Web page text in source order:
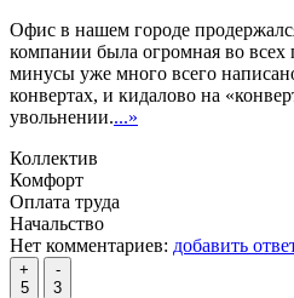
Офис в нашем городе
компании была огромная во всех
минусы уже много всего
конвертах, и кидалово на
увольнении....»
Коллектив
Комфорт
Оплата труда
Начальство
Нет комментариев: добавить
+
5
-
3